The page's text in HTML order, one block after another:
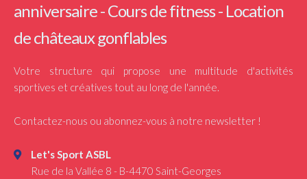
anniversaire - Cours de fitness - Location
de châteaux gonflables
Votre structure qui propose une multitude d'activités
sportives et créatives tout au long de l'année.
Contactez-nous ou abonnez-vous à notre newsletter !
Let's Sport ASBL
Rue de la Vallée 8 - B-4470 Saint-Georges